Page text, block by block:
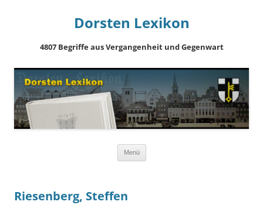
Dorsten Lexikon
4807 Begriffe aus Vergangenheit und Gegenwart
Menü
Riesenberg, Steffen